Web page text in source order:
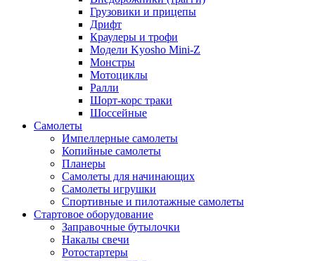
Грузовики и прицепы
Дрифт
Краулеры и трофи
Модели Kyosho Mini-Z
Монстры
Мотоциклы
Ралли
Шорт-корс траки
Шоссейные
Самолеты
Импеллерные самолеты
Копийные самолеты
Планеры
Самолеты для начинающих
Самолеты игрушки
Спортивные и пилотажные самолеты
Стартовое оборудование
Заправочные бутылочки
Накалы свечи
Ротостартеры